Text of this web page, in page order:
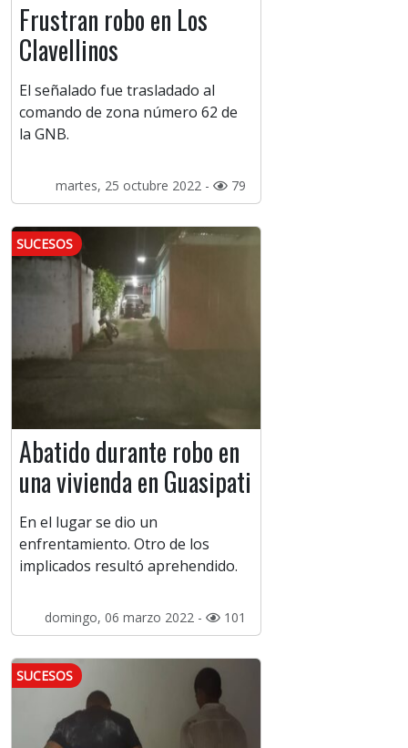
Frustran robo en Los
Clavellinos
El señalado fue trasladado al
comando de zona número 62 de
la GNB.
martes, 25 octubre 2022 - 79
SUCESOS
Abatido durante robo en
una vivienda en Guasipati
En el lugar se dio un
enfrentamiento. Otro de los
implicados resultó aprehendido.
domingo, 06 marzo 2022 - 101
SUCESOS